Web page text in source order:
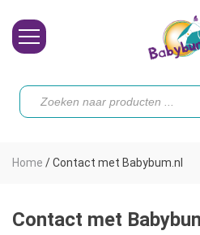
Toebehoren
Koopjes
Producten
zoeken
Home /Contact met Babybum.nl
Contact met